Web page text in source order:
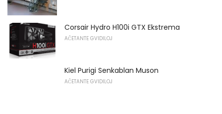
Corsair Hydro H100i GTX Ekstrema
AĈETANTE GVIDILOJ
Kiel Purigi Senkablan Muson
AĈETANTE GVIDILOJ